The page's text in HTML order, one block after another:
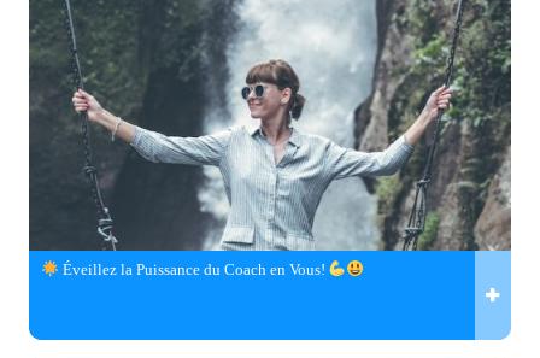
Éveillez la Puissance du Coach en Vous!